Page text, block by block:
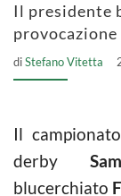
Il presidente
diStefano Vitetta
Il
derby
blucerchiato